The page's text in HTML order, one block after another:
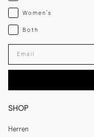
SHOP
Herren
Womenswear
Women's
Both
Both
Enter your email adress